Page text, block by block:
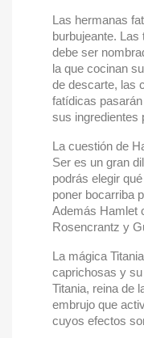
Las hermanas
burbujeante. Las
debe ser
la que cocinan
de descarte, las
fatídicas
sus ingredientes
La cuestión de
Ser es un gran
podrás elegir
poner bocarriba
Además Hamlet
Rosencrantz y
La mágica
caprichosas y
Titania, reina de
embrujo que
cuyos efectos